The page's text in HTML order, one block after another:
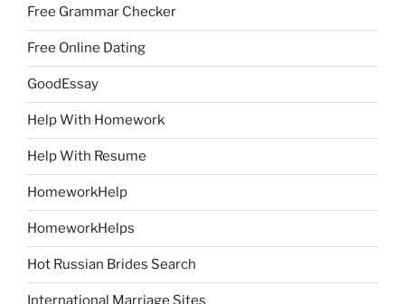
Free Grammar Checker
Free Online Dating
GoodEssay
Help With Homework
Help With Resume
HomeworkHelp
HomeworkHelps
Hot Russian Brides Search
International Marriage Sites